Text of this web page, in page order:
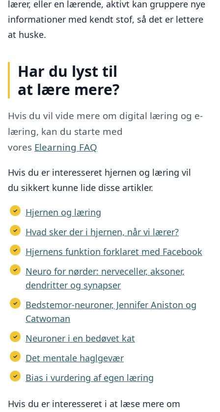
lærer, eller en lærende, aktivt kan gruppere nye
informationer med kendt stof, så det er lettere
at huske.
Har du lyst til
at lære mere?
Hvis du vil vide mere om digital læring og e-
læring, kan du starte med
vores Elearning FAQ
Hvis du er interesseret hjernen og læring vil
du sikkert kunne lide disse artikler.
Hjernen og læring
Hvad sker der i hjernen, når vi lærer?
Hjernens funktion forklaret med Facebook
Neuro for nørder: nerveceller, aksoner,
dendritter og synapser
Bedstemor-neuroner, Jennifer Aniston og
Catwoman
Neuroner i en bedøvet kat
Det mentale haglgevær
Bias i vurdering af egen læring
Hvis du er interesseret i at læse mere om